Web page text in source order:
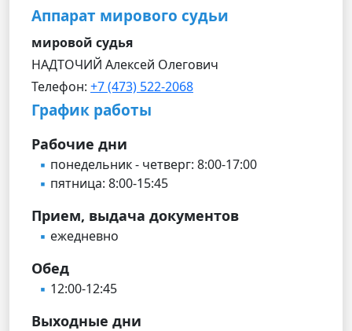
Аппарат мирового судьи
мировой судья
НАДТОЧИЙ Алексей Олегович
Телефон: +7 (473) 522-2068
График работы
Рабочие дни
понедельник - четверг: 8:00-17:00
пятница: 8:00-15:45
Прием, выдача документов
ежедневно
Обед
12:00-12:45
Выходные дни